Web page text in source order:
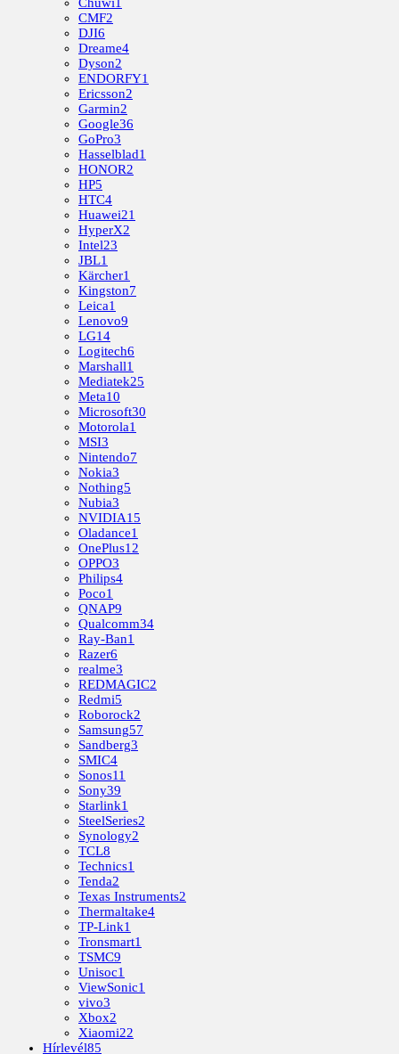
Chuwi1
CMF2
DJI6
Dreame4
Dyson2
ENDORFY1
Ericsson2
Garmin2
Google36
GoPro3
Hasselblad1
HONOR2
HP5
HTC4
Huawei21
HyperX2
Intel23
JBL1
Kärcher1
Kingston7
Leica1
Lenovo9
LG14
Logitech6
Marshall1
Mediatek25
Meta10
Microsoft30
Motorola1
MSI3
Nintendo7
Nokia3
Nothing5
Nubia3
NVIDIA15
Oladance1
OnePlus12
OPPO3
Philips4
Poco1
QNAP9
Qualcomm34
Ray-Ban1
Razer6
realme3
REDMAGIC2
Redmi5
Roborock2
Samsung57
Sandberg3
SMIC4
Sonos11
Sony39
Starlink1
SteelSeries2
Synology2
TCL8
Technics1
Tenda2
Texas Instruments2
Thermaltake4
TP-Link1
Tronsmart1
TSMC9
Unisoc1
ViewSonic1
vivo3
Xbox2
Xiaomi22
Hírlevél85